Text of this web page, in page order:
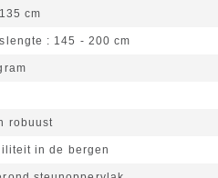
cm
145 - 200 cm
robuust
in de bergen